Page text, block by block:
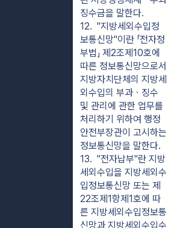
징수금을 말한다.
12.  "지방세외수입정
보통신망"이란 「전자정
부법」 제2조제10호에
따른 정보통신망으로서
지방자치단체의 지방세
외수입의 부과ㆍ징수
및 관리에 관한 업무를
처리하기 위하여 행정
안전부장관이 고시하는
정보통신망을 말한다.
13.  "전자납부"란 지방
세외수입을 지방세외수
입정보통신망 또는 제
22조제1항제1호에 따
른 지방세외수입정보통
신망과 지방세외수입수